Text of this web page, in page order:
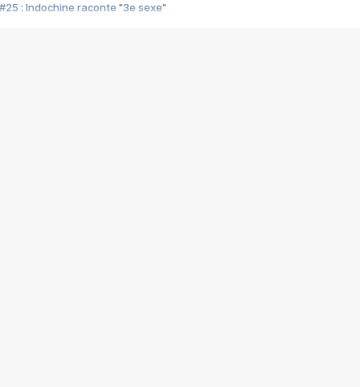
#25 : Indochine raconte "3e sexe"